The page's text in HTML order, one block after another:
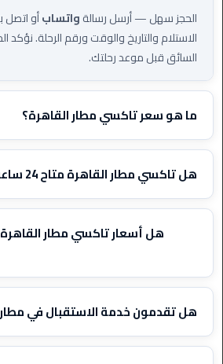
ليموزين
مطار
مرسي
مطروح
ليموزين
مطار
ليموزين
الغردقة
ليموزين
القاهرة
أسعار
الحجز سهل — أرسل رسالةواتسابأو اتصل
الاستلام والتاريخ والوقت ورقم الرحلة. نؤكد
السائق قبل موعد رحلتك.
ما هو سعر تاكسي مطار القاهرة؟
الأسعار تختلف حسب الوجهة ونوع السيارة.
وأخبرنا بتفاصيل رحلتك وسنرسل لك سعراً
خفية أبداً.
هل تاكسي مطار القاهرة متاح 24 ساعة؟
نعم، تاكسي مطار القاهرة يعمل24/7بما
الباكر والأعياد. نتتبع رحلتك ونعدل وقت
هل أسعار تاكسي مطار
نعم، جميع الأسعارثابتة ومتفق عليهاقبل
إضافات على الأمتعة أو المرور أو الانتظار
مرة واحدة ولا يتغير.
هل تقدمون خدمة الاستقبال في مطار
نعم، السائق يقابلك في صالة الوصول